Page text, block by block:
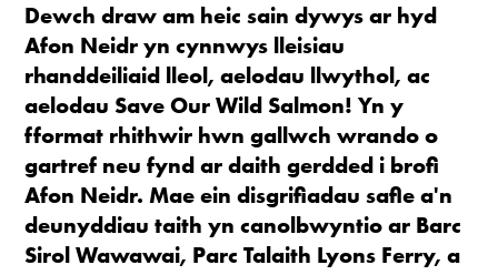
Dewch draw am heic sain dywys ar hyd
Afon Neidr yn cynnwys lleisiau
rhanddeiliaid lleol, aelodau llwythol, ac
aelodau Save Our Wild Salmon! Yn y
fformat rhithwir hwn gallwch wrando o
gartref neu fynd ar daith gerdded i brofi
Afon Neidr. Mae ein disgrifiadau safle a'n
deunyddiau taith yn canolbwyntio ar Barc
Sirol Wawawai, Parc Talaith Lyons Ferry, a